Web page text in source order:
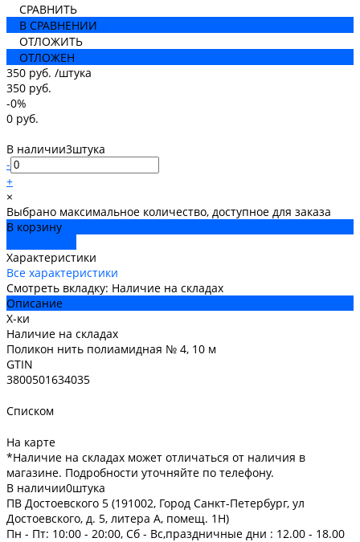
СРАВНИТЬ
В СРАВНЕНИИ
ОТЛОЖИТЬ
ОТЛОЖЕН
350 руб. /штука
350 руб.
-0%
0 руб.
В наличии3штука
-
+
×
Выбрано максимальное количество, доступное для заказа
В корзину
Характеристики
Все характеристики
Смотреть вкладку: Наличие на складах
Описание
Х-ки
Наличие на складах
Поликон нить полиамидная № 4, 10 м
GTIN
3800501634035
Списком
На карте
*Наличие на складах может отличаться от наличия в
магазине. Подробности уточняйте по телефону.
В наличии0штука
ПВ Достоевского 5 (191002, Город Санкт-Петербург, ул
Достоевского, д. 5, литера А, помещ. 1Н)
Пн - Пт: 10:00 - 20:00, Сб - Вс,праздничные дни : 12.00 - 18.00